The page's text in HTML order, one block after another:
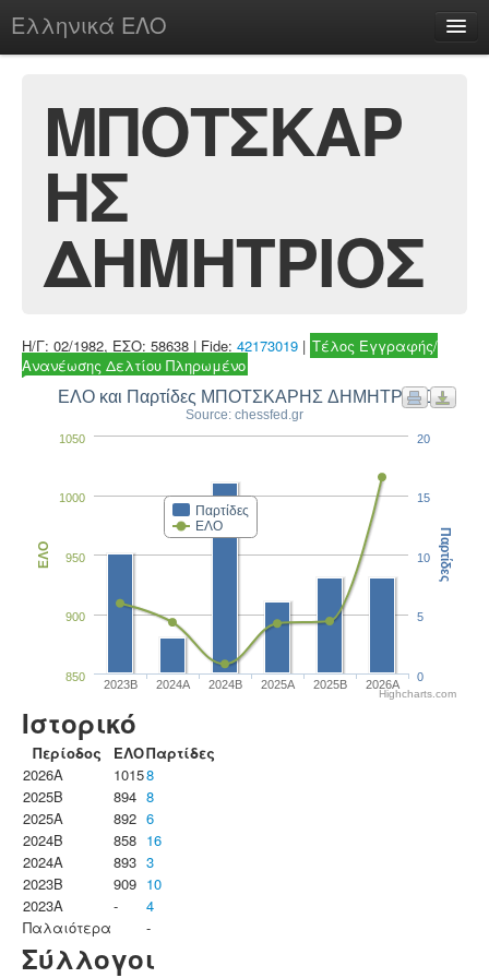
Ελληνικά ΕΛΟ
chesstu.be @ discord
Login
ΜΠΟΤΣΚΑΡ
ΗΣ
ΔΗΜΗΤΡΙΟΣ
Η/Γ: 02/1982, ΕΣΟ: 58638 | Fide: 42173019 | Τέλος Εγγραφής/
Ανανέωσης Δελτίου Πληρωμένο
ΕΛΟ και Παρτίδες ΜΠΟΤΣΚΑΡΗΣ ΔΗΜΗΤΡΙΟΣ
Source: chessfed.gr
Παρτίδες
ΕΛΟ
2023B 2024A 2024B 2025A 2025B 2026A
850
900
950
1000
1050
ΕΛΟ
0
5
10
15
20
Παρτίδες
Highcharts.com
Ιστορικό
Περίοδος ΕΛΟΠαρτίδες
2026A
10158
2025B
894 8
2025A
892 6
2024B
858 16
2024A
893 3
2023B
909 10
2023Α
-
4
Παλαιότερα
-
Σύλλογοι